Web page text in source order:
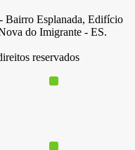
Bairro Esplanada, Edifício
do Imigrante - ES.
reservados